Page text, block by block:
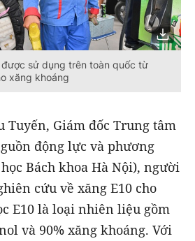
được sử dụng trên toàn quốc từ
xăng khoáng
Tuyến, Giám đốc Trung tâm
động lực và phương
Bách khoa Hà Nội), người
cứu về xăng E10 cho
E10 là loại nhiên liệu gồm
và 90% xăng khoáng. Với